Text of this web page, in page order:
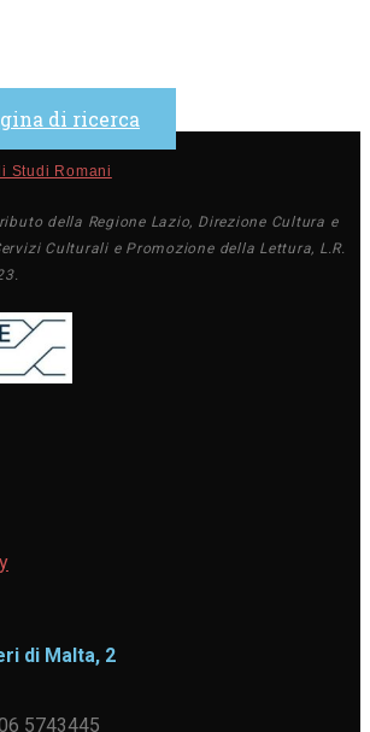
di ricerca
della Regione Lazio, Direzione Cultura e
Culturali e Promozione della Lettura, L.R.
di Malta, 2
5743445